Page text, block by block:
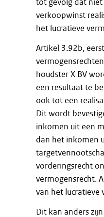
tot gevolg dat
verkoopwinst
het lucratieve
Artikel 3.92b,
houdster X BV
een resultaat te
ook tot een
Dit wordt
inkomen uit een
dan het inkomen
vorderingsrecht
vermogensrecht.
van het lucratieve
Dit kan anders